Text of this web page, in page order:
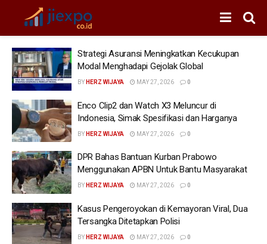
Strategi Asuransi Meningkatkan Kecukupan
Modal Menghadapi Gejolak Global
BY HERZ WIJAYA MAY 27, 2026 0
Enco Clip2 dan Watch X3 Meluncur di
Indonesia, Simak Spesifikasi dan Harganya
BY HERZ WIJAYA MAY 27, 2026 0
DPR Bahas Bantuan Kurban Prabowo
Menggunakan APBN Untuk Bantu Masyarakat
BY HERZ WIJAYA MAY 27, 2026 0
Kasus Pengeroyokan di Kemayoran Viral, Dua
Tersangka Ditetapkan Polisi
BY HERZ WIJAYA MAY 27, 2026 0